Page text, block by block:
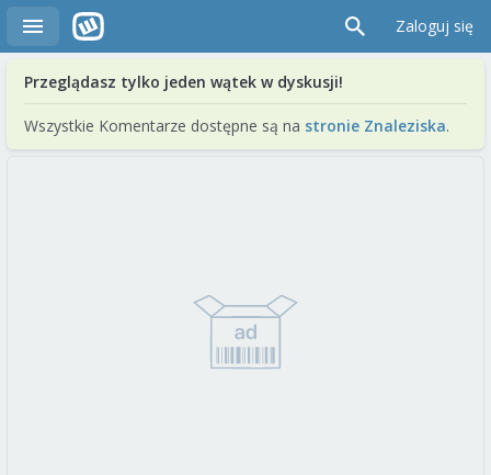
Zaloguj się
Przeglądasz tylko jeden wątek w dyskusji!
Wszystkie Komentarze dostępne są na stronie Znaleziska.